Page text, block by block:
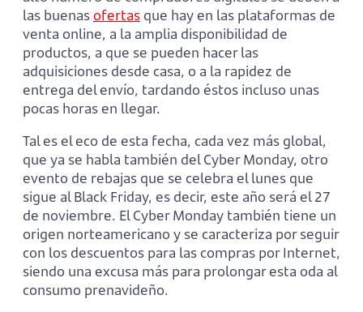
las buenasofertas que hay en las plataformas de
venta online, a la amplia disponibilidad de
productos, a que se pueden hacer las
adquisiciones desde casa, o a la rapidez de
entrega del envío, tardando éstos incluso unas
pocas horas en llegar.
Tal es el eco de esta fecha, cada vez más global,
que ya se habla también del Cyber Monday, otro
evento de rebajas que se celebra el lunes que
sigue al Black Friday, es decir, este año será el 27
de noviembre. El Cyber Monday también tiene un
origen norteamericano y se caracteriza por seguir
con los descuentos para las compras por Internet,
siendo una excusa más para prolongar esta oda al
consumo prenavideño.